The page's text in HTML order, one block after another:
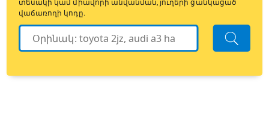
տեսակի կամ միավորի անվանման, յուղերի ցանկացած
վաճառողի կոդը.